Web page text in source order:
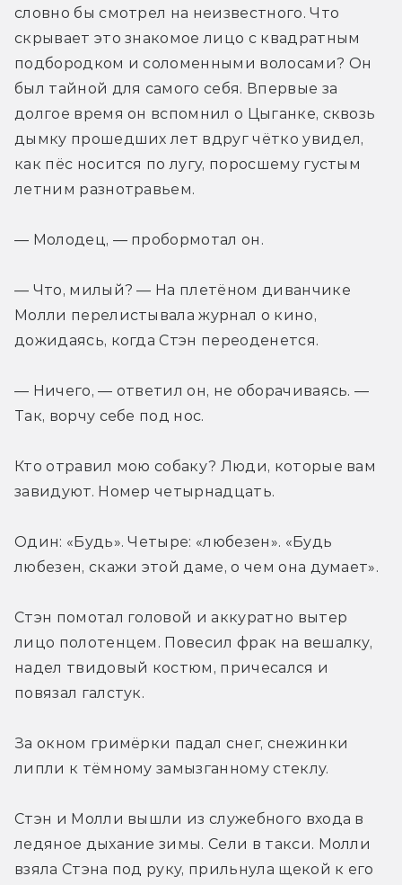
словно бы смотрел на неизвестного. Что
скрывает это знакомое лицо с квадратным
подбородком и соломенными волосами? Он
был тайной для самого себя. Впервые за
долгое время он вспомнил о Цыганке, сквозь
дымку прошедших лет вдруг чётко увидел,
как пёс носится по лугу, поросшему густым
летним разнотравьем.
— Молодец, — пробормотал он.
— Что, милый? — На плетёном диванчике
Молли перелистывала журнал о кино,
дожидаясь, когда Стэн переоденется.
— Ничего, — ответил он, не оборачиваясь. —
Так, ворчу себе под нос.
Кто отравил мою собаку? Люди, которые вам
завидуют. Номер четырнадцать.
Один: «Будь». Четыре: «любезен». «Будь
любезен, скажи этой даме, о чем она думает».
Стэн помотал головой и аккуратно вытер
лицо полотенцем. Повесил фрак на вешалку,
надел твидовый костюм, причесался и
повязал галстук.
За окном гримёрки падал снег, снежинки
липли к тёмному замызганному стеклу.
Стэн и Молли вышли из служебного входа в
ледяное дыхание зимы. Сели в такси. Молли
взяла Стэна под руку, прильнула щекой к его